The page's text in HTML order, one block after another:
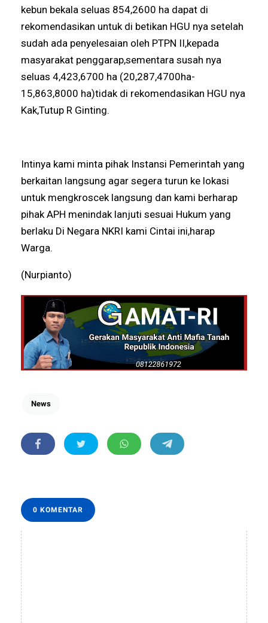
kebun bekala seluas 854,2600 ha dapat di
rekomendasikan untuk di betikan HGU nya setelah
sudah ada penyelesaian oleh PTPN II,kepada
masyarakat penggarap,sementara susah nya
seluas 4,423,6700 ha (20,287,4700ha-
15,863,8000 ha)tidak di rekomendasikan HGU nya
Kak,Tutup R Ginting.
Intinya kami minta pihak Instansi Pemerintah yang
berkaitan langsung agar segera turun ke lokasi
untuk mengkroscek langsung dan kami berharap
pihak APH menindak lanjuti sesuai Hukum yang
berlaku Di Negara NKRI kami Cintai ini,harap
Warga.
(Nurpianto)
News
0 KOMENTAR